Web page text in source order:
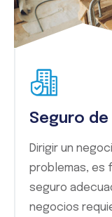
Seguro
Dirigir un
problemas, es
seguro
negocios